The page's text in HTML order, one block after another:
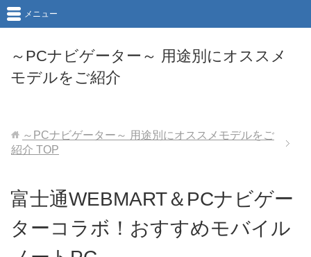
～PCナビゲーター～ 用途別にオススメ
モデルをご紹介
メニュー
～PCナビゲーター～ 用途別にオススメモデルをご
紹介 TOP
富士通WEBMART＆PCナビゲー
ターコラボ！おすすめモバイル